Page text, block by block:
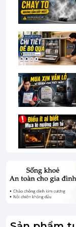
(Hình
Công nghệ
Với công nghê
được làm chín